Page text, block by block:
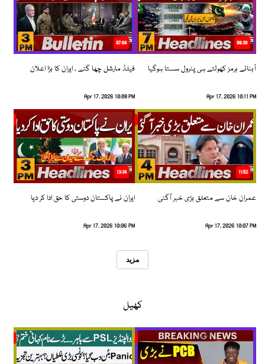
08:36
آبنائے ہرمز کھولتے ہی پٹرول سستا ہوگیا
Apr 17, 2026 10:11 PM
07:04
فیلڈ مارشل چھا گئے ، ایران کا بڑا اعلان
Apr 17, 2026 10:08 PM
11:52
عمران خان سے متعلق بڑی خبر آگئی
Apr 17, 2026 10:07 PM
13:34
ایران نے پاکستان دوستی کا حق ادا کر دیا
Apr 17, 2026 10:06 PM
مزید
کھیل